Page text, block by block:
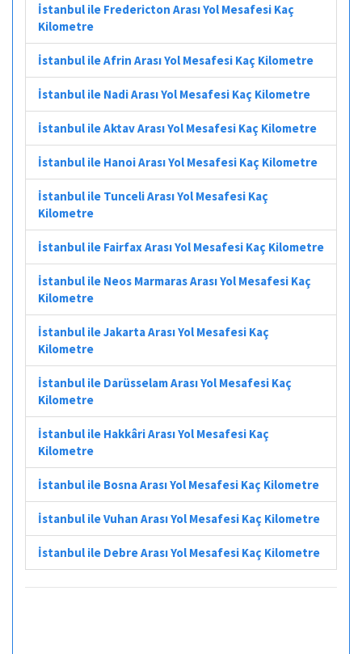
İstanbul ile Fredericton Arası Yol Mesafesi Kaç
Kilometre
İstanbul ile Afrin Arası Yol Mesafesi Kaç Kilometre
İstanbul ile Nadi Arası Yol Mesafesi Kaç Kilometre
İstanbul ile Aktav Arası Yol Mesafesi Kaç Kilometre
İstanbul ile Hanoi Arası Yol Mesafesi Kaç Kilometre
İstanbul ile Tunceli Arası Yol Mesafesi Kaç
Kilometre
İstanbul ile Fairfax Arası Yol Mesafesi Kaç Kilometre
İstanbul ile Neos Marmaras Arası Yol Mesafesi Kaç
Kilometre
İstanbul ile Jakarta Arası Yol Mesafesi Kaç
Kilometre
İstanbul ile Darüsselam Arası Yol Mesafesi Kaç
Kilometre
İstanbul ile Hakkâri Arası Yol Mesafesi Kaç
Kilometre
İstanbul ile Bosna Arası Yol Mesafesi Kaç Kilometre
İstanbul ile Vuhan Arası Yol Mesafesi Kaç Kilometre
İstanbul ile Debre Arası Yol Mesafesi Kaç Kilometre